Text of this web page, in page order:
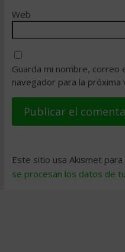
Web
Guarda mi nombre,
navegador para la próxima
Este sitio usa Akismet
se procesan los datos de